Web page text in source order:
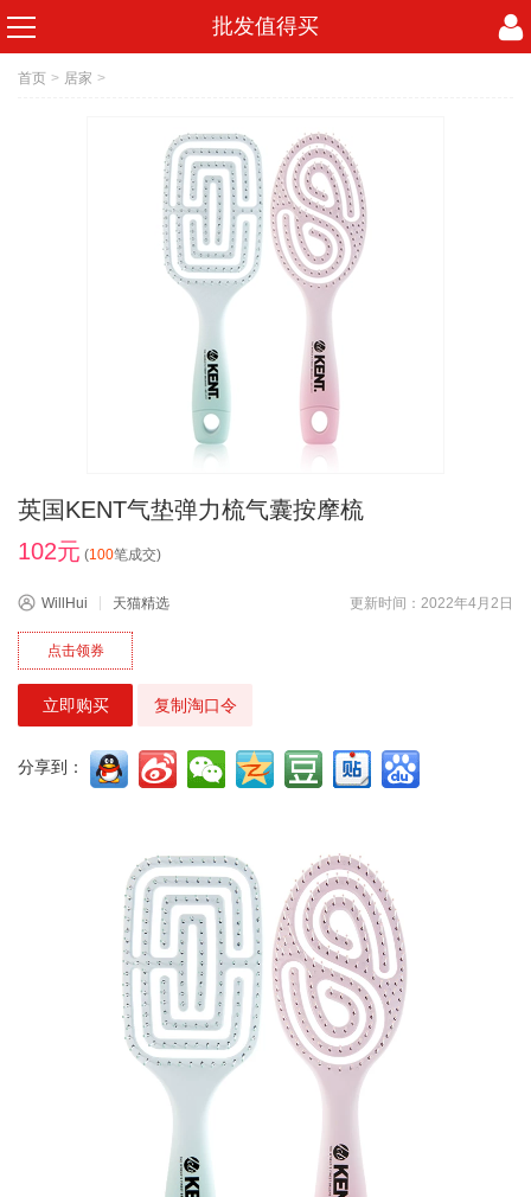
批发值得买
首页 > 居家 >
英国KENT气垫弹力梳气囊按摩梳
102元 (100笔成交)
WillHui 天猫精选 更新时间：2022年4月2日
点击领券
立即购买 复制淘口令
分享到：